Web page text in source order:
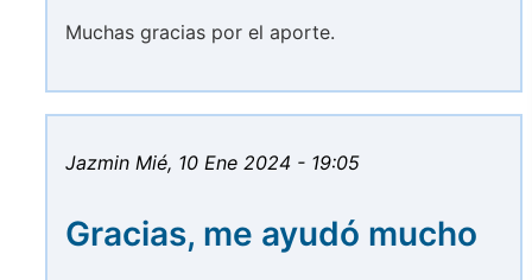
Muchas gracias por el aporte.
Jazmin Mié, 10 Ene 2024 - 19:05
Gracias, me ayudó mucho